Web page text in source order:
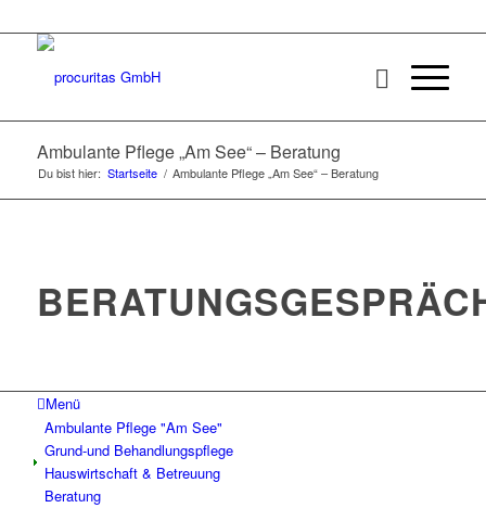
Ambulante Pflege „Am See“ – Beratung
Du bist hier: Startseite / Ambulante Pflege „Am See“ – Beratung
Menü
Ambulante Pflege "Am See"
Grund-und Behandlungspflege
Hauswirtschaft & Betreuung
Beratung